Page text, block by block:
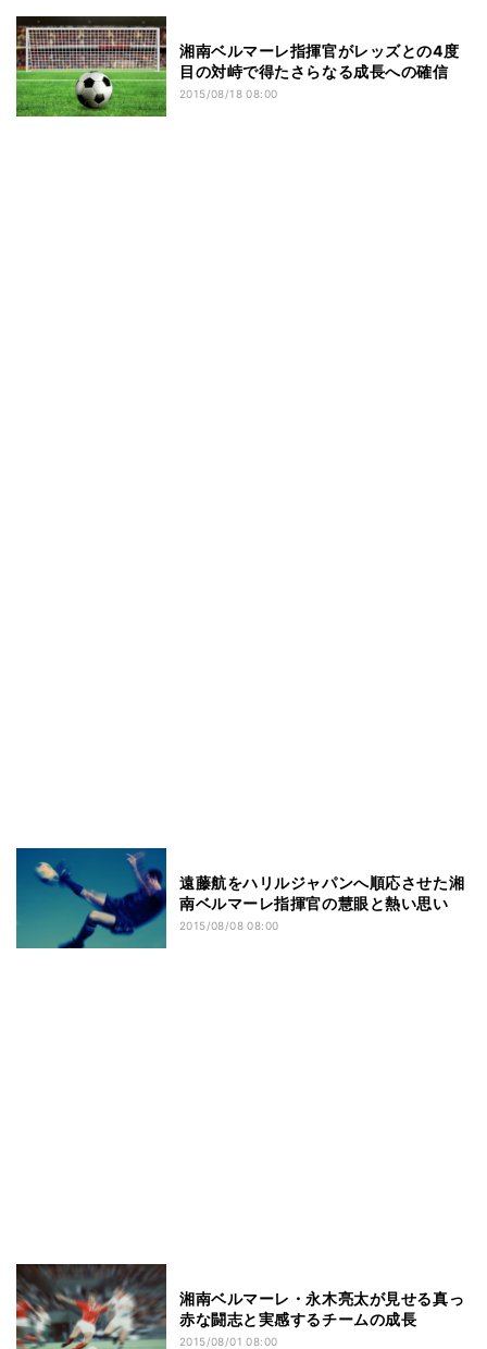
湘南ベルマーレ指揮官がレッズとの4度
目の対峙で得たさらなる成長への確信
2015/08/18 08:00
遠藤航をハリルジャパンへ順応させた湘
南ベルマーレ指揮官の慧眼と熱い思い
2015/08/08 08:00
湘南ベルマーレ・永木亮太が見せる真っ
赤な闘志と実感するチームの成長
2015/08/01 08:00